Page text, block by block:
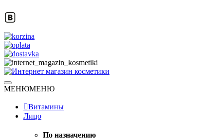
to
content
Интернет магазин косметики
Натуральная косметика
МЕНЮМЕНЮ
Витамины
Лицо
По назначению